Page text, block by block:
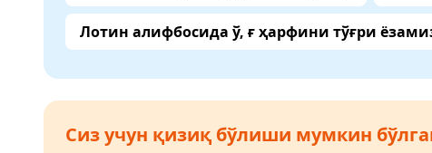
Лотин алифбосида ў, ғ ҳарфини тўғри
Сиз учун қизиқ бўлиши мумкин